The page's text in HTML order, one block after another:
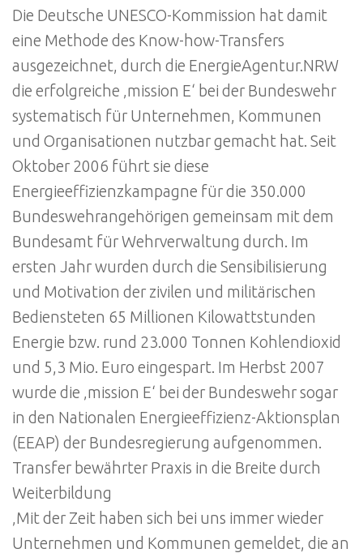
Die Deutsche UNESCO-Kommission hat damit
eine Methode des Know-how-Transfers
ausgezeichnet, durch die EnergieAgentur.NRW
die erfolgreiche ‚mission E‘ bei der Bundeswehr
systematisch für Unternehmen, Kommunen
und Organisationen nutzbar gemacht hat. Seit
Oktober 2006 führt sie diese
Energieeffizienzkampagne für die 350.000
Bundeswehrangehörigen gemeinsam mit dem
Bundesamt für Wehrverwaltung durch. Im
ersten Jahr wurden durch die Sensibilisierung
und Motivation der zivilen und militärischen
Bediensteten 65 Millionen Kilowattstunden
Energie bzw. rund 23.000 Tonnen Kohlendioxid
und 5,3 Mio. Euro eingespart. Im Herbst 2007
wurde die ‚mission E‘ bei der Bundeswehr sogar
in den Nationalen Energieeffizienz-Aktionsplan
(EEAP) der Bundesregierung aufgenommen.
Transfer bewährter Praxis in die Breite durch
Weiterbildung
‚Mit der Zeit haben sich bei uns immer wieder
Unternehmen und Kommunen gemeldet, die an